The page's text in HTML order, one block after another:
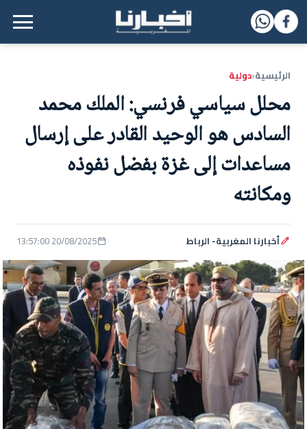
القائمة الرئيسية
الرئيسية‹دولية
محلل سياسي فرنسي: الملك محمد
السادس هو الوحيد القادر على إرسال
مساعدات إلى غزة بفضل نفوذه
ومكانته
أخبارنا المغربية- الرباط 20/08/2025 13:57:00